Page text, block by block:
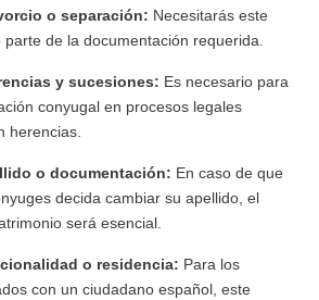
o separación: Necesitarás este
parte de la documentación requerida.
y sucesiones: Es necesario para
conyugal en procesos legales
herencias.
o documentación: En caso de que
decida cambiar su apellido, el
será esencial.
o residencia: Para los
con un ciudadano español, este